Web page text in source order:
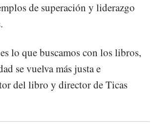
de superación y liderazgo
lo que buscamos con los libros,
se vuelva más justa e
del libro y director de Ticas